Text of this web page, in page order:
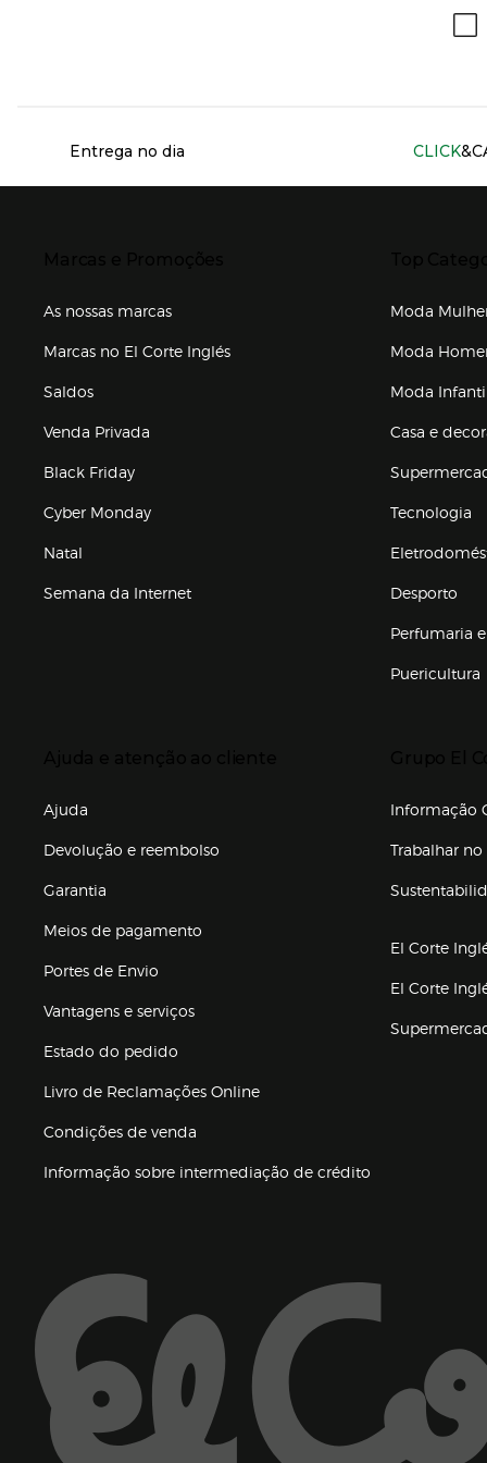
Entrega no dia CLICK
As nossas marcas
Marcas no El Corte Inglés
Saldos
Venda Privada
Black Friday
Cyber Monday
Natal
Semana da Internet
Moda
Moda
Moda
Casa e
Tecnologia
Desporto
Perfumaria
Puericultura
Ajuda
Devolução e reembolso
Garantia
Meios de pagamento
Portes de Envio
Vantagens e serviços
Estado do pedido
Livro de Reclamações Online
Condições de venda
Informação sobre intermediação de crédito
Informação
Trabalhar
El Corte
El Corte
Enlaces de